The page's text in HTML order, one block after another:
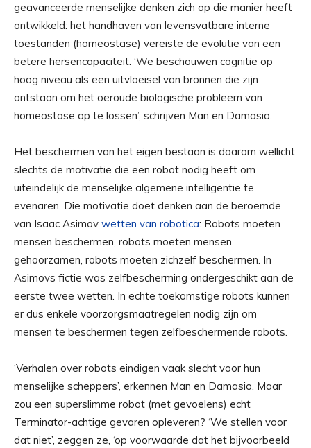
geavanceerde menselijke denken zich op die manier heeft
ontwikkeld: het handhaven van levensvatbare interne
toestanden (homeostase) vereiste de evolutie van een
betere hersencapaciteit. ‘We beschouwen cognitie op
hoog niveau als een uitvloeisel van bronnen die zijn
ontstaan ​​om het oeroude biologische probleem van
homeostase op te lossen’, schrijven Man en Damasio.
Het beschermen van het eigen bestaan ​​is daarom wellicht
slechts de motivatie die een robot nodig heeft om
uiteindelijk de menselijke algemene intelligentie te
evenaren. Die motivatie doet denken aan de beroemde
van Isaac Asimov wetten van robotica: Robots moeten
mensen beschermen, robots moeten mensen
gehoorzamen, robots moeten zichzelf beschermen. In
Asimovs fictie was zelfbescherming ondergeschikt aan de
eerste twee wetten. In echte toekomstige robots kunnen
er dus enkele voorzorgsmaatregelen nodig zijn om
mensen te beschermen tegen zelfbeschermende robots.
‘Verhalen over robots eindigen vaak slecht voor hun
menselijke scheppers’, erkennen Man en Damasio. Maar
zou een superslimme robot (met gevoelens) echt
Terminator-achtige gevaren opleveren? ‘We stellen voor
dat niet’, zeggen ze, ‘op voorwaarde dat het bijvoorbeeld